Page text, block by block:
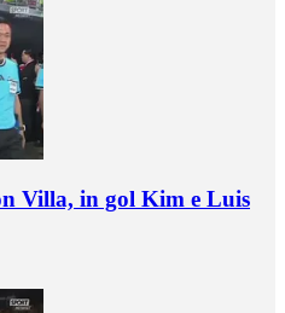
Villa, in gol Kim e Luis